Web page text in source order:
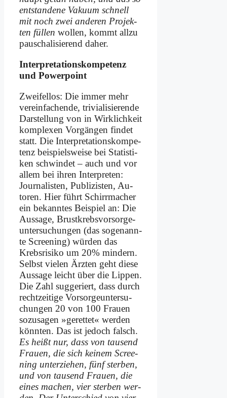
ent­stan­de­ne Va­ku­um schnell
mit noch zwei an­de­ren Pro­jek­
ten fül­len wol­len, kommt all­zu
pau­scha­li­sie­rend da­her.
In­ter­pre­ta­ti­ons­kom­pe­tenz
und Power­point
Zwei­fel­los: Die im­mer mehr
ver­ein­fa­chen­de, tri­via­li­sie­ren­de
Dar­stel­lung von in Wirk­lichkeit
kom­ple­xen Vor­gän­gen fin­det
statt. Die In­ter­pre­ta­ti­ons­kom­pe­
tenz beispiels­weise bei Sta­ti­sti­
ken schwin­det – auch und vor
al­lem bei ih­ren In­ter­pre­ten:
Jour­na­li­sten, Pu­bli­zi­sten, Au­
toren. Hier führt Schirr­ma­cher
ein be­kann­tes Bei­spiel an: Die
Aus­sa­ge, Brust­krebs­vor­sor­ge­
un­ter­su­chun­gen (das so­ge­nann­
te Scree­ning) wür­den das
Krebs­ri­si­ko um 20% min­dern.
Selbst vie­len Ärz­ten geht die­se
Aus­sa­ge leicht über die Lip­pen.
Die Zahl sug­ge­riert, dass durch
recht­zei­ti­ge Vor­sor­ge­un­ter­su­
chun­gen 20 von 100 Frau­en
so­zu­sa­gen »ge­ret­tet« wer­den
könn­ten. Das ist je­doch falsch.
Es heißt nur, dass von tau­send
Frau­en, die sich kei­nem Scree­
ning un­ter­zie­hen, fünf ster­ben,
und von tau­send Frau­en, die
ei­nes ma­chen, vier ster­ben wer­